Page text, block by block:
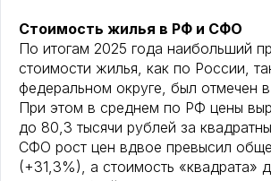
Стоимость жилья в РФ и СФО
По итогам 2025 года наибольший
стоимости жилья, как по России,
федеральном округе, был отмечен
При этом в среднем по РФ цены
до 80,3 тысячи рублей за
СФО рост цен вдвое превысил
(+31,3%), а стоимость «квадрата»